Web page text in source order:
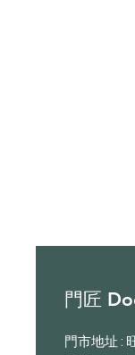
門匠
門市地址 :